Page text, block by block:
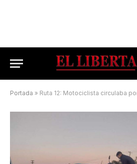
Portada » Ruta 12: Motociclista circulaba por una banda